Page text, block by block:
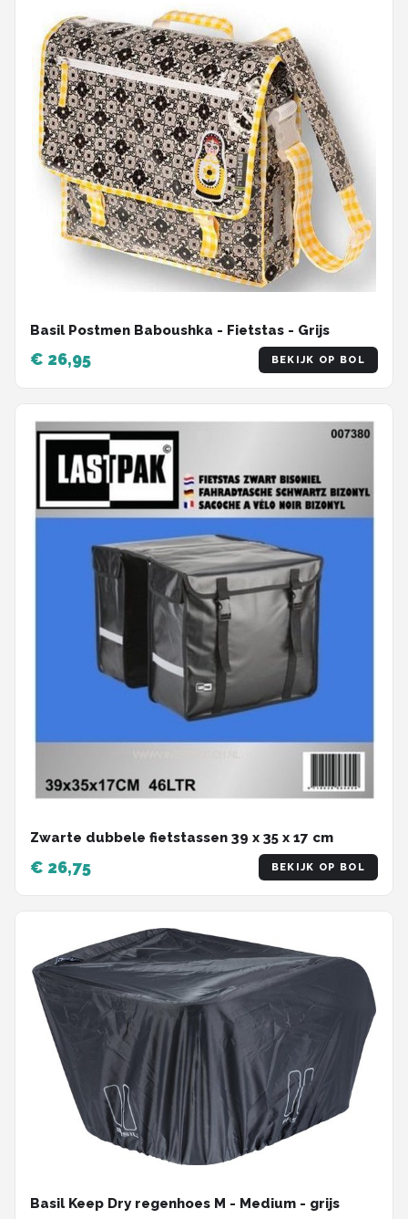
Basil Postmen Baboushka - Fietstas - Grijs
€ 26,95 BEKIJK OP BOL
Zwarte dubbele fietstassen 39 x 35 x 17 cm
€ 26,75 BEKIJK OP BOL
Basil Keep Dry regenhoes M - Medium - grijs